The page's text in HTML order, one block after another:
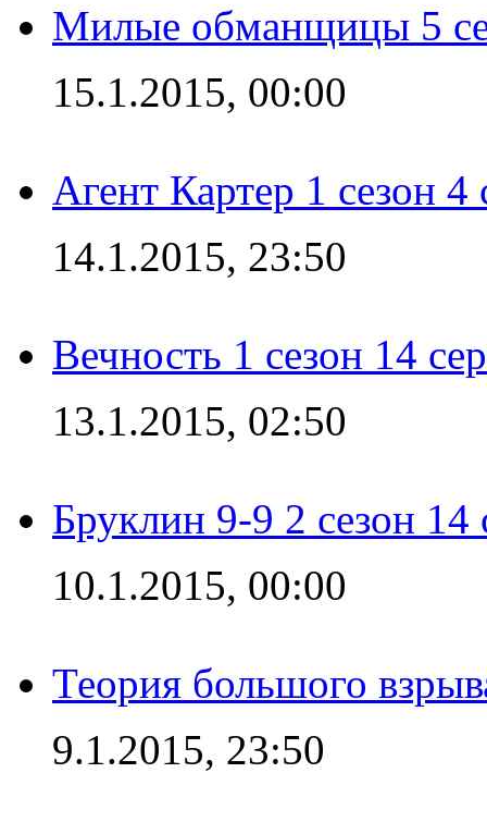
Милые обманщицы 5
15.1.2015, 00:00
Агент Картер 1 сезон 4
14.1.2015, 23:50
Вечность 1 сезон 14
13.1.2015, 02:50
Бруклин 9-9 2 сезон 14
10.1.2015, 00:00
Теория большого
9.1.2015, 23:50